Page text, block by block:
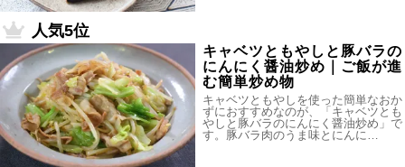
人気5位
キャベツともやしと豚バラの
にんにく醤油炒め｜ご飯が進
む簡単炒め物
キャベツともやしを使った簡単なおか
ずにおすすめなのが、「キャベツとも
やしと豚バラのにんにく醤油炒め」で
す。豚バラ肉のうま味とにんに…